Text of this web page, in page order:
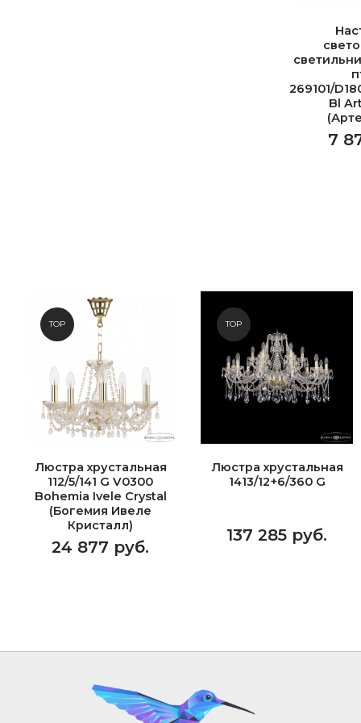
269101/
Bl
7
TOP
Люстра хрустальная
112/5/141 G V0300
Bohemia Ivele Crystal
(Богемия Ивеле
Кристалл)
24 877 руб.
TOP
Люстра хрустальная
1413/12+6/360 G
137 285 руб.